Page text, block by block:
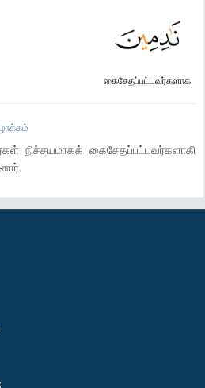
கைசேதப்பட்டவர்களாக
நிச்சயமாகக் கைசேதப்பட்டவர்களாகி